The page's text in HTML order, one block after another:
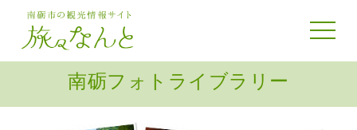
toggle
南砺フォトライブラリー